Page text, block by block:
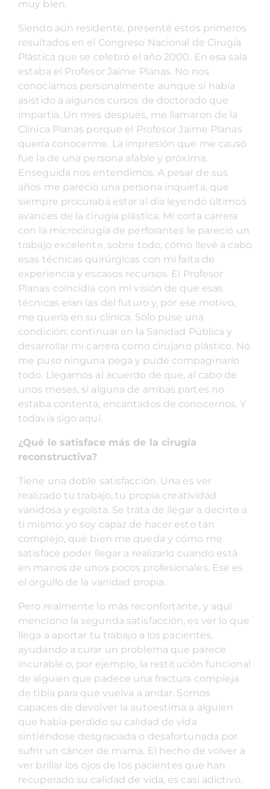
muy bien.
Siendo aún residente, presenté estos primeros
resultados en el Congreso Nacional de Cirugía
Plástica que se celebró el año 2000. En esa sala
estaba el Profesor Jaime Planas. No nos
conocíamos personalmente aunque sí había
asistido a algunos cursos de doctorado que
impartía. Un mes después, me llamaron de la
Clínica Planas porque el Profesor Jaime Planas
quería conocerme. La impresión que me causó
fue la de una persona afable y próxima.
Enseguida nos entendimos. A pesar de sus
años me pareció una persona inquieta, que
siempre procuraba estar al día leyendo últimos
avances de la cirugía plástica. Mi corta carrera
con la microcirugía de perforantes le pareció un
trabajo excelente, sobre todo, cómo llevé a cabo
esas técnicas quirúrgicas con mi falta de
experiencia y escasos recursos. El Profesor
Planas coincidía con mi visión de que esas
técnicas eran las del futuro y, por ese motivo,
me quería en su clínica. Sólo puse una
condición: continuar en la Sanidad Pública y
desarrollar mi carrera como cirujano plástico. No
me puso ninguna pega y pude compaginarlo
todo. Llegamos al acuerdo de que, al cabo de
unos meses, si alguna de ambas partes no
estaba contenta, encantados de conocernos. Y
todavía sigo aquí.
¿Qué le satisface más de la cirugía
reconstructiva?
Tiene una doble satisfacción. Una es ver
realizado tu trabajo, tu propia creatividad
vanidosa y egoísta. Se trata de llegar a decirte a
ti mismo: yo soy capaz de hacer esto tan
complejo, qué bien me queda y cómo me
satisface poder llegar a realizarlo cuando está
en manos de unos pocos profesionales. Ese es
el orgullo de la vanidad propia.
Pero realmente lo más reconfortante, y aquí
menciono la segunda satisfacción, es ver lo que
llega a aportar tu trabajo a los pacientes,
ayudando a curar un problema que parece
incurable o, por ejemplo, la restitución funcional
de alguien que padece una fractura compleja
de tibia para que vuelva a andar. Somos
capaces de devolver la autoestima a alguien
que había perdido su calidad de vida
sintiéndose desgraciada o desafortunada por
sufrir un cáncer de mama. El hecho de volver a
ver brillar los ojos de los pacientes que han
recuperado su calidad de vida, es casi adictivo.